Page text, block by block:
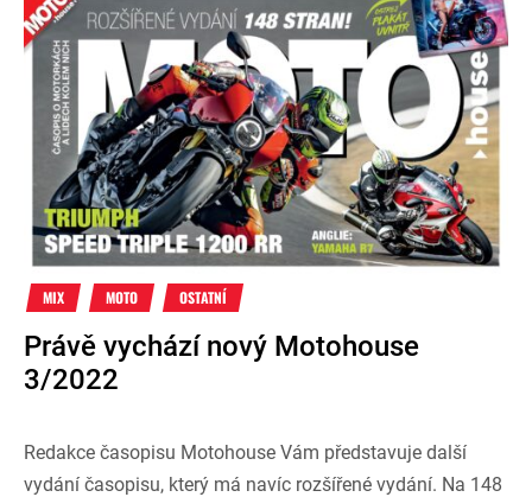
MIX MOTO OSTATNÍ
Právě vychází nový Motohouse
3/2022
Redakce časopisu Motohouse Vám představuje další
vydání časopisu, který má navíc rozšířené vydání. Na 148